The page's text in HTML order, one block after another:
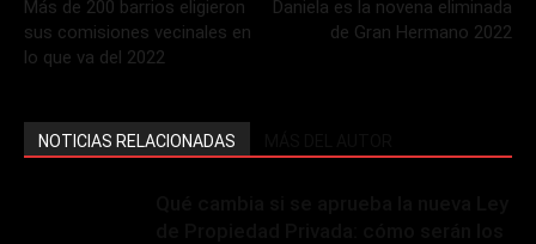
Más de 200 barrios eligieron
sus comisiones vecinales en
lo que va del 2022
Daniela es la novena eliminada
de Gran Hermano 2022
NOTICIAS RELACIONADAS